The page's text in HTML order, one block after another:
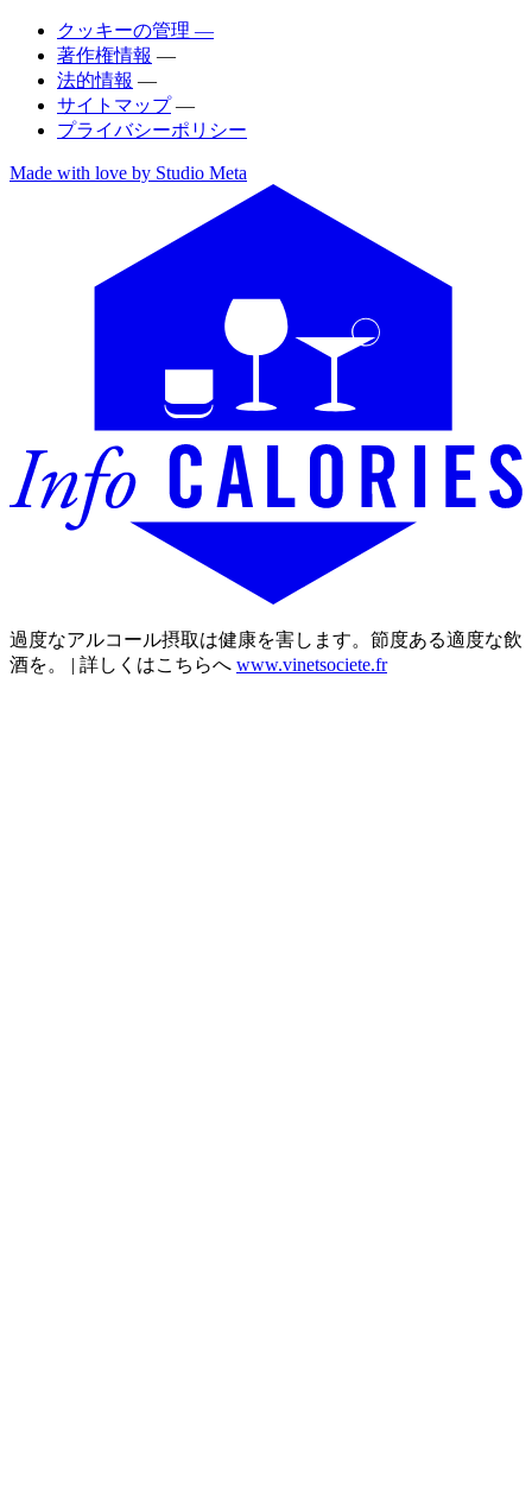
クッキーの管理 —
著作権情報 —
法的情報 —
サイトマップ —
プライバシーポリシー
Made with love by Studio Meta
過度なアルコール摂取は健康を害します。節度ある適度な飲
酒を。 | 詳しくはこちらへ www.vinetsociete.fr